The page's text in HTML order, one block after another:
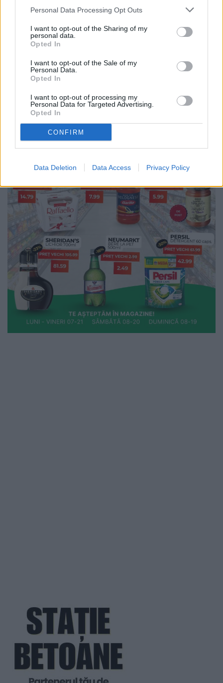
Personal Data Processing Opt Outs
I want to opt-out of the Sharing of my
personal data.
Opted In
I want to opt-out of the Sale of my
Personal Data.
Opted In
I want to opt-out of processing my
Personal Data for Targeted Advertising.
Opted In
CONFIRM
Data Deletion Data Access Privacy Policy
sunt cei care decid cine intră în